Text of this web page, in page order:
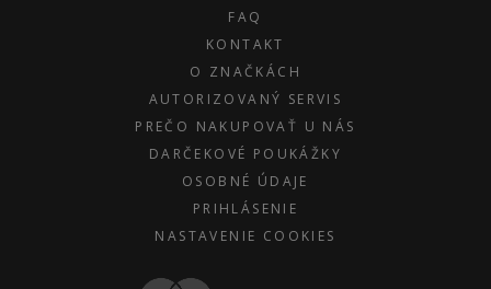
FAQ
KONTAKT
O ZNAČKÁCH
AUTORIZOVANÝ SERVIS
PREČO NAKUPOVAŤ U NÁS
DARČEKOVÉ POUKÁŽKY
OSOBNÉ ÚDAJE
PRIHLÁSENIE
NASTAVENIE COOKIES